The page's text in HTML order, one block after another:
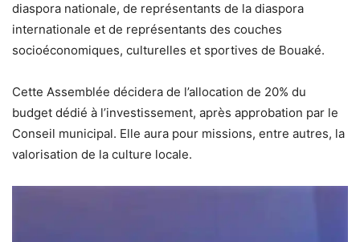
diaspora nationale, de représentants de la diaspora
internationale et de représentants des couches
socioéconomiques, culturelles et sportives de Bouaké.
Cette Assemblée décidera de l’allocation de 20% du
budget dédié à l’investissement, après approbation par le
Conseil municipal. Elle aura pour missions, entre autres, la
valorisation de la culture locale.